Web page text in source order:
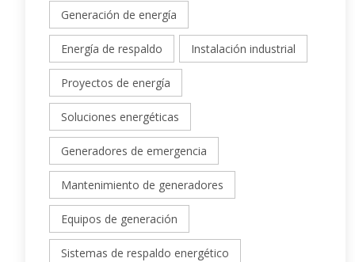
Generación de energía
Energía de respaldo Instalación industrial
Proyectos de energía
Soluciones energéticas
Generadores de emergencia
Mantenimiento de generadores
Equipos de generación
Sistemas de respaldo energético